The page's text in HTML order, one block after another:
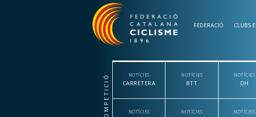
FEDERACIÓ CLUBS
COMPETICIÓ NOTÍCIES
CARRETERA
NOTÍCIES
BTT
NOTÍCIES
DH
NOTÍCIES NOTÍCIES NOTÍCIES